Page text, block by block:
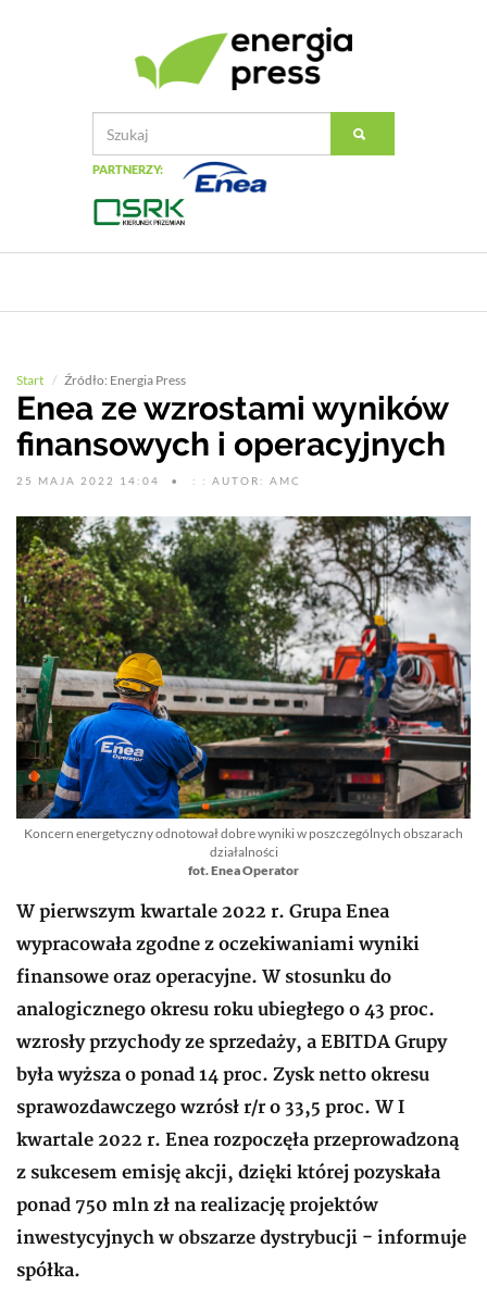
PARTNERZY:
Start Źródło: Energia Press
Enea ze wzrostami wyników
finansowych i operacyjnych
25 MAJA 2022 14:04 : : AUTOR: AMC
Koncern energetyczny odnotował dobre wyniki w poszczególnych obszarach
działalności
fot. Enea Operator
W pierwszym kwartale 2022 r. Grupa Enea
wypracowała zgodne z oczekiwaniami wyniki
finansowe oraz operacyjne. W stosunku do
analogicznego okresu roku ubiegłego o 43 proc.
wzrosły przychody ze sprzedaży, a EBITDA Grupy
była wyższa o ponad 14 proc. Zysk netto okresu
sprawozdawczego wzrósł r/r o 33,5 proc. W I
kwartale 2022 r. Enea rozpoczęła przeprowadzoną
z sukcesem emisję akcji, dzięki której pozyskała
ponad 750 mln zł na realizację projektów
inwestycyjnych w obszarze dystrybucji - informuje
spółka.